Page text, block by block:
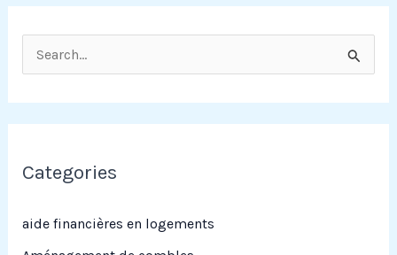
e
c
Categories
aide financières en logements